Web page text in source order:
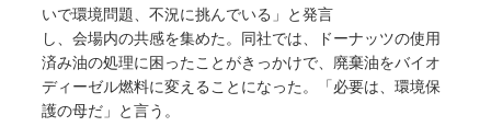
いで環境問題、不況に挑んでいる」と発言
し、会場内の共感を集めた。同社では、ドーナッツの使用
済み油の処理に困ったことがきっかけで、廃棄油をバイオ
ディーゼル燃料に変えることになった。「必要は、環境保
護の母だ」と言う。